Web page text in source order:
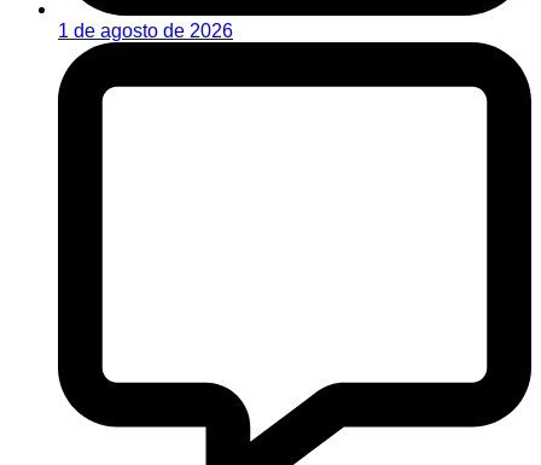
1 de agosto de 2026